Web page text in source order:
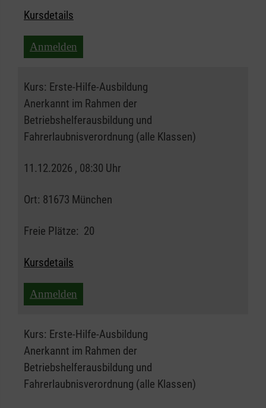
Kursdetails
Anmelden
Kurs: Erste-Hilfe-Ausbildung
Anerkannt im Rahmen der
Betriebshelferausbildung und
Fahrerlaubnisverordnung (alle Klassen)
11.12.2026 , 08:30 Uhr
Ort: 81673 München
Freie Plätze: 20
Kursdetails
Anmelden
Kurs: Erste-Hilfe-Ausbildung
Anerkannt im Rahmen der
Betriebshelferausbildung und
Fahrerlaubnisverordnung (alle Klassen)